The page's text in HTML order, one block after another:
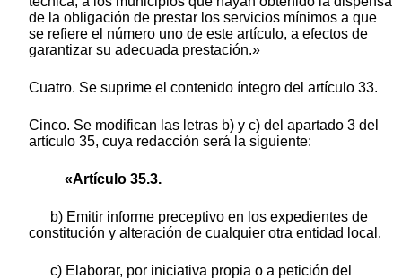
de la obligación de prestar los servicios mínimos a que
se refiere el número uno de este artículo, a efectos de
garantizar su adecuada prestación.»
Cuatro. Se suprime el contenido íntegro del artículo 33.
Cinco. Se modifican las letras b) y c) del apartado 3 del
artículo 35, cuya redacción será la siguiente:
«Artículo 35.3.
b) Emitir informe preceptivo en los expedientes de
constitución y alteración de cualquier otra entidad local.
c) Elaborar, por iniciativa propia o a petición del